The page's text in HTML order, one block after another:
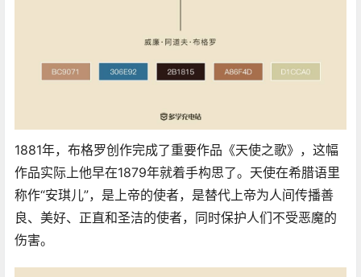
1881年，布格罗创作完成了重要作品《天使之歌》，这幅
作品实际上他早在1879年就着手构思了。天使在希腊语里
称作“安琪儿”，是上帝的使者，是替代上帝为人间传播善
良、美好、正直和圣洁的使者，同时保护人们不受恶魔的
伤害。